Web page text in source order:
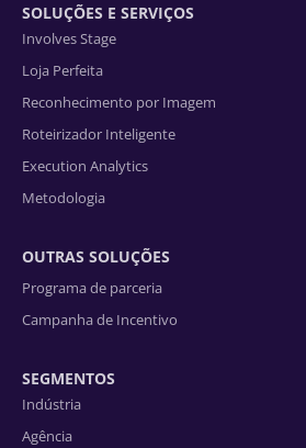
SOLUÇÕES E SERVIÇOS
Involves Stage
Loja Perfeita
Reconhecimento por Imagem
Roteirizador Inteligente
Execution Analytics
Metodologia
OUTRAS SOLUÇÕES
Programa de parceria
Campanha de Incentivo
SEGMENTOS
Indústria
Agência